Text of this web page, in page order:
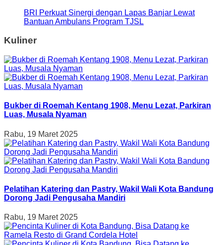
BRI Perkuat Sinergi dengan Lapas Banjar Lewat
Bantuan Ambulans Program TJSL
Kuliner
Bukber di Roemah Kentang 1908, Menu Lezat, Parkiran
Luas, Musala Nyaman
Rabu, 19 Maret 2025
Pelatihan Katering dan Pastry, Wakil Wali Kota Bandung
Dorong Jadi Pengusaha Mandiri
Rabu, 19 Maret 2025